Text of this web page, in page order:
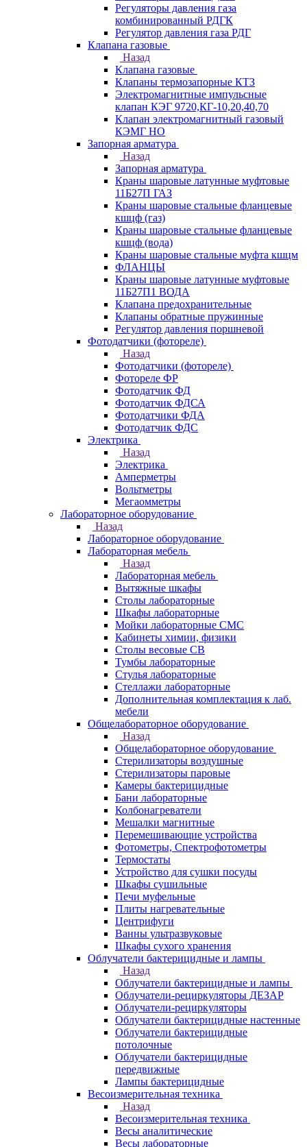
Регуляторы давления газа
комбинированный РДГК
Регулятор давления газа РДГ
Клапана газовые
Назад
Клапана газовые
Клапаны термозапорные КТЗ
Электромагнитные импульсные
клапан КЭГ 9720,КГ-10,20,40,70
Клапан электромагнитный газовый
КЭМГ НО
Запорная арматура
Назад
Запорная арматура
Краны шаровые латунные муфтовые
11Б27П ГАЗ
Краны шаровые стальные фланцевые
кшцф (газ)
Краны шаровые стальные фланцевые
кшцф (вода)
Краны шаровые стальные муфта кшцм
ФЛАНЦЫ
Краны шаровые латунные муфтовые
11Б27П1 ВОДА
Клапана предохранительные
Клапаны обратные пружинные
Регулятор давления поршневой
Фотодатчики (фотореле)
Назад
Фотодатчики (фотореле)
Фотореле ФР
Фотодатчик ФД
Фотодатчик ФДСА
Фотодатчики ФДА
Фотодатчик ФДС
Электрика
Назад
Электрика
Амперметры
Вольтметры
Мегаомметры
Лабораторное оборудование
Назад
Лабораторное оборудование
Лабораторная мебель
Назад
Лабораторная мебель
Вытяжные шкафы
Столы лабораторные
Шкафы лабораторные
Мойки лабораторные СМС
Кабинеты химии, физики
Столы весовые СВ
Тумбы лабораторные
Стулья лабораторные
Стеллажи лабораторные
Дополнительная комплектация к лаб.
мебели
Общелабораторное оборудование
Назад
Общелабораторное оборудование
Стерилизаторы воздушные
Стерилизаторы паровые
Камеры бактерицидные
Бани лабораторные
Колбонагреватели
Мешалки магнитные
Перемешивающие устройства
Фотометры, Спектрофотометры
Термостаты
Устройство для сушки посуды
Шкафы сушильные
Печи муфельные
Плиты нагревательные
Центрифуги
Ванны ультразвуковые
Шкафы сухого хранения
Облучатели бактерицидные и лампы
Назад
Облучатели бактерицидные и лампы
Облучатели-рециркуляторы ДЕЗАР
Облучатели-рециркуляторы
Облучатели бактерицидные настенные
Облучатели бактерицидные
потолочные
Облучатели бактерицидные
передвижные
Лампы бактерицидные
Весоизмерительная техника
Назад
Весоизмерительная техника
Весы аналитические
Весы лабораторные